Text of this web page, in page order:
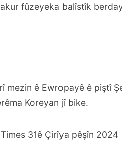
fûzeyeka balîstîk
mezin ê Ewropayê ê piştî
Koreyan jî bike.
31ê Çirîya pêşîn 2024